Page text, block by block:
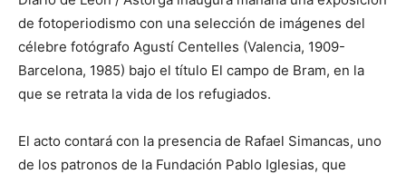
de fotoperiodismo con una selección de imágenes del
célebre fotógrafo Agustí Centelles (Valencia, 1909-
Barcelona, 1985) bajo el título El campo de Bram, en la
que se retrata la vida de los refugiados.
El acto contará con la presencia de Rafael Simancas, uno
de los patronos de la Fundación Pablo Iglesias, que